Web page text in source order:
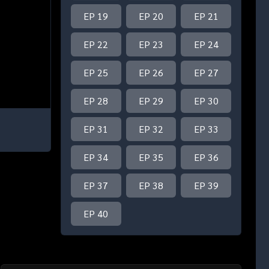
EP 19 EP 20 EP 21
EP 22 EP 23 EP 24
EP 25 EP 26 EP 27
EP 28 EP 29 EP 30
EP 31 EP 32 EP 33
EP 34 EP 35 EP 36
EP 37 EP 38 EP 39
EP 40